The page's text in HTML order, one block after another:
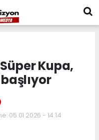
Kupa,
05.01.2026 - 14:14